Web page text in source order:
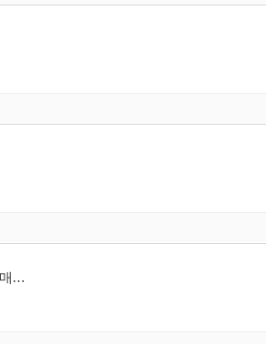
[명품 브랜드] 에르메스 코리아(HERMES) 청담플래그십/신라호텔점/신세계센텀 판매사원 채용